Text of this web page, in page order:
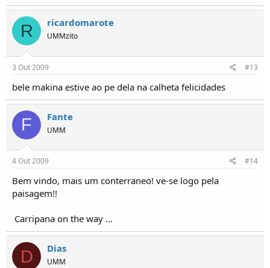
R ricardomarote
UMMzito
3 Out 2009 #13
bele makina estive ao pe dela na calheta felicidades
F Fante
UMM
4 Out 2009 #14
Bem vindo, mais um conterraneo! ve-se logo pela
paisagem!!
Carripana on the way ...
D Dias
UMM